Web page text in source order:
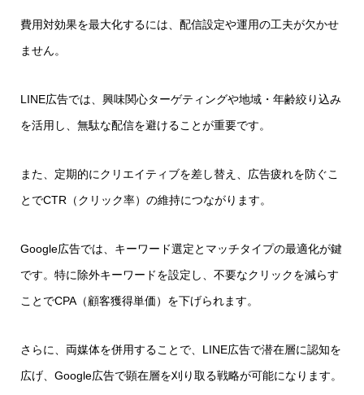
費用対効果を最大化するには、配信設定や運用の工夫が欠かせ
ません。
LINE広告では、興味関心ターゲティングや地域・年齢絞り込み
を活用し、無駄な配信を避けることが重要です。
また、定期的にクリエイティブを差し替え、広告疲れを防ぐこ
とでCTR（クリック率）の維持につながります。
Google広告では、キーワード選定とマッチタイプの最適化が鍵
です。特に除外キーワードを設定し、不要なクリックを減らす
ことでCPA（顧客獲得単価）を下げられます。
さらに、両媒体を併用することで、LINE広告で潜在層に認知を
広げ、Google広告で顕在層を刈り取る戦略が可能になります。